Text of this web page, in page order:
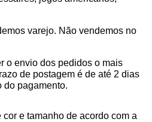
varejo. Não vendemos no
o envio dos pedidos o mais
de postagem é de até 2 dias
do pagamento.
e tamanho de acordo com a